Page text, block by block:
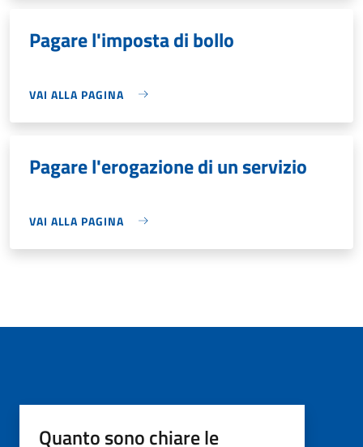
Pagare l'imposta di bollo
VAI ALLA PAGINA
Pagare l'erogazione di un servizio
VAI ALLA PAGINA
Quanto sono chiare le